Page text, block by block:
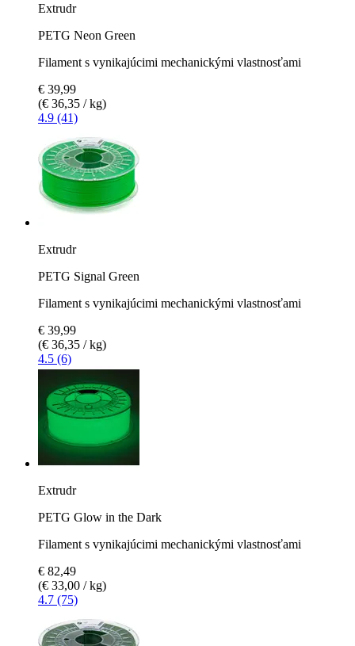
Extrudr
PETG Neon Green
Filament s vynikajúcimi mechanickými vlastnosťami
€ 39,99
(€ 36,35 / kg)
4.9 (41)
Extrudr
PETG Signal Green
Filament s vynikajúcimi mechanickými vlastnosťami
€ 39,99
(€ 36,35 / kg)
4.5 (6)
Extrudr
PETG Glow in the Dark
Filament s vynikajúcimi mechanickými vlastnosťami
€ 82,49
(€ 33,00 / kg)
4.7 (75)